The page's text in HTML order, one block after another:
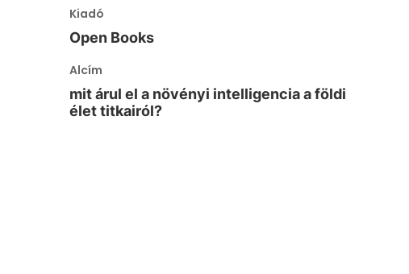
Kiadó
Open Books
Alcím
mit árul el a növényi intelligencia a földi
élet titkairól?